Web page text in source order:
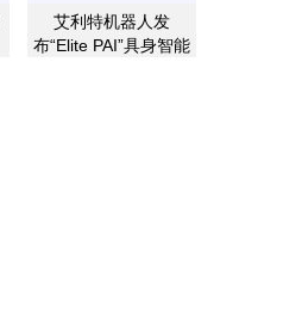
艾利特机器人发
布“Elite PAI”具身智能